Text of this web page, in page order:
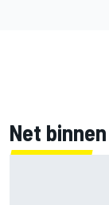
Net binnen